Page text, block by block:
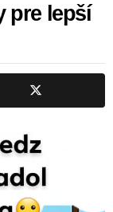
pre lepší